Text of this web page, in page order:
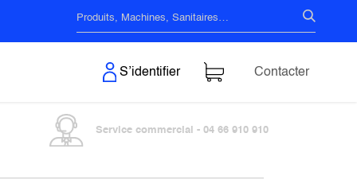
S’identifier Contacter
Service commercial - 04 66 910 910